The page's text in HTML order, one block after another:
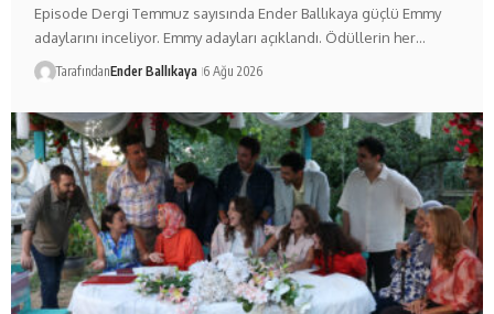
Episode Dergi Temmuz sayısında Ender Ballıkaya güçlü Emmy
adaylarını inceliyor. Emmy adayları açıklandı. Ödüllerin her…
TarafındanEnder Ballıkaya 6 Ağu 2026